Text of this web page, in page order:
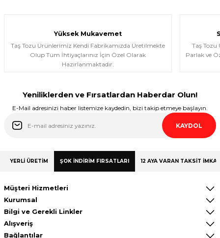
Halema Elyasen | 19/01/2026
Yüksek Mukavemet
Taş Tozu Ürünlerimiz Kendi Fabrikamızda Üretilmekte
Olup Tüm İhtiyaçlarınız İçin Özel Olarak
Hazırlanmaktadır.
Taş
Parlak ve
Yeniliklerden ve Fırsatlardan Haberdar Olun!
E-Mail adresinizi haber listemize kaydedin, bizi takip etmeye başlayın.
KAYDOL
YERLİ ÜRETİM ŞOK İNDİRİM FIRSATLARI 12 AYA VARAN TAKSİT
Müşteri Hizmetleri
Kurumsal
Bilgi ve Gerekli Linkler
Alışveriş
Bağlantılar